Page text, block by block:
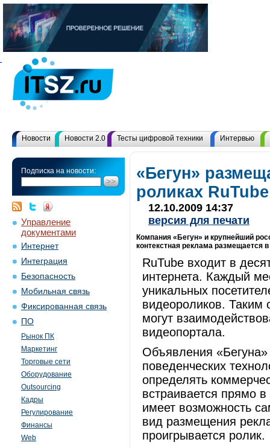
Новости Новости 2.0 Тесты цифровой техники Интервью
Подписка на новости:
Управление
документами
Интернет
Интеграция
Безопасность
Мобильная связь
Фиксированная связь
ПО
Рынок ПК
Маркетинг
Торговые сети
Оборудование
Outsourcing
Кадры
Регулирование
Финансы
Web
«Бегун»
роликах RuTube
12.10.2009 14:37
версия для печати
Компания «Бегун» и крупнейший
контекстная реклама размещается
RuTube входит в
интернета. Каждый
уникальных
видеороликов. Таким
могут
видеопортала.
Объявления
поведенческих
определять
встраивается прямо
имеет возможность
вид размещения
проигрывается ролик.